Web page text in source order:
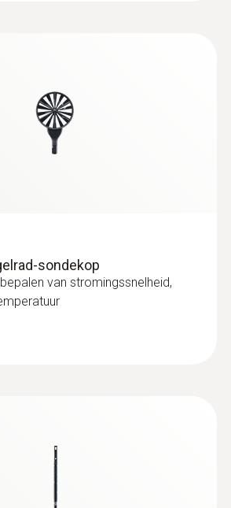
sondekop
van stromingssnelheid,